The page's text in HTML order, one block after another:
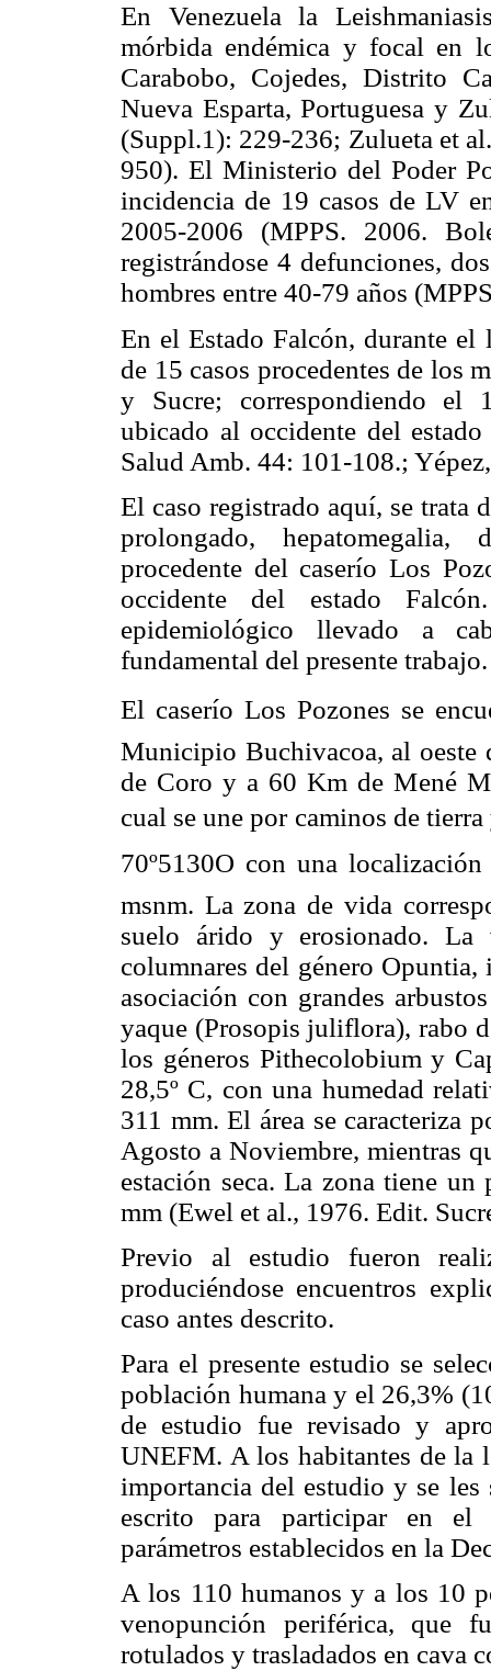
En Venezuela la
mórbida endémica y focal en
Carabobo, Cojedes, Distrito
Nueva Esparta, Portuguesa y
(Suppl.1): 229-236; Zulueta et
950). El Ministerio del Poder
incidencia de 19 casos de LV
2005-2006 (MPPS. 2006.
registrándose 4 defunciones,
hombres entre 40-79 años
En el Estado Falcón, durante el
de 15 casos procedentes de los
y Sucre; correspondiendo el
ubicado al occidente del
Salud Amb. 44: 101-108.;
El caso registrado aquí, se trata
prolongado,
procedente del caserío Los
occidente del estado
epidemiológico llevado a
fundamental del presente trabajo.
El caserío Los Pozones se
Municipio Buchivacoa, al oeste
de Coro y a 60 Km de Mené
cual se une por caminos de tierra
70º5130O con una
msnm. La zona de vida
suelo árido y erosionado. La
columnares del género Opuntia,
asociación con grandes
yaque (Prosopis juliflora), rabo
los géneros Pithecolobium y
28,5º C, con una humedad
311 mm. El área se caracteriza
Agosto a Noviembre, mientras
estación seca. La zona tiene
mm (Ewel et al., 1976. Edit.
Previo al estudio fueron
produciéndose encuentros
caso antes descrito.
Para el presente estudio se
población humana y el 26,3%
de estudio fue revisado y
UNEFM. A los habitantes de la
importancia del estudio y se
escrito para participar en el
parámetros establecidos en la
A los 110 humanos y a los 10
venopunción periférica, que
rotulados y trasladados en cava